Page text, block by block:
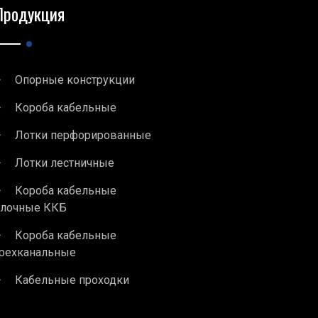
Опорные конструкции
Короба кабельные
Лотки перфорированные
Лотки лестничные
Короба кабельные
ККБ
Короба кабельные
Кабельные проходки